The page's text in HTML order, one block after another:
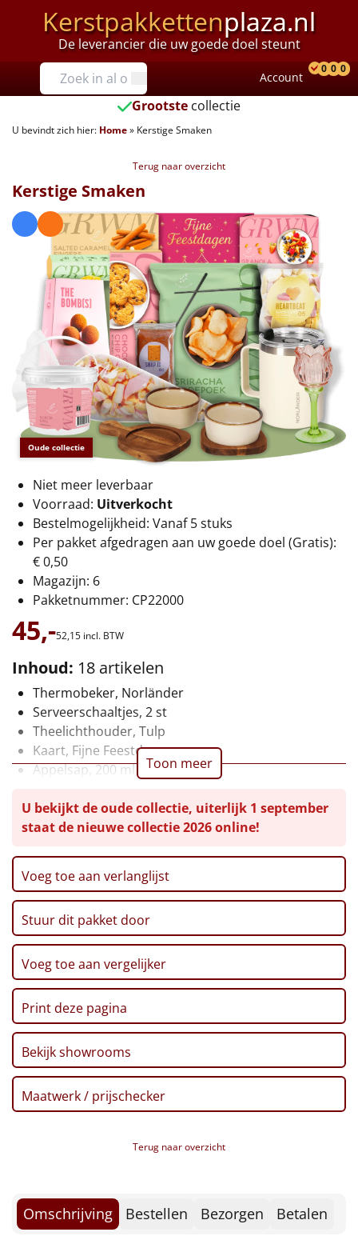
Kerstpakkettenplaza.nl
De leverancier die uw goede doel steunt
Prijzen
Tot €25
€25 tot €35
€40 tot €45
€45 tot €50
€50 tot €55
€55 tot €75
€75 tot €100
€100 en hoger
Alle kerstpakketten 2026
Thema
Origineel
Rituals
Luxe
Mannen
Vrouwen
Duurzaam
Leuke
Uniek
Alle thema's
Artikel
Hitster NIEUW
Pizzarette
Tas
Wake up light
Borrelplank
Noodradio NIEUW
Deken (fleece plaid)
Account
0 0 0
Grootste collectie
U bevindt zich hier: Home» Kerstige Smaken
Terug naar overzicht
Oude collectie
Kerstige Smaken
Niet meer leverbaar
Voorraad: Uitverkocht
Bestelmogelijkheid: Vanaf 5 stuks
Per pakket afgedragen aan uw goede doel (Gratis):
€ 0,50
Magazijn: 6
Pakketnummer: CP22000
45,-52,15 incl. BTW
Inhoud: 18 artikelen
Thermobeker, Norländer
Serveerschaaltjes, 2 st
Theelichthouder, Tulp
Kaart, Fijne Feestdagen
Appelsap, 200 ml
Cookie, 'Choco & Hazelnoot', 135 gr
Truffels, 50 gr
Fingers, 'Salted caramel', 100 gr
Kroepoek, Sriracha, 70 gr
Snoephartjes, 40 gr
Suikerspin, 'Aardbei', 50 gr
Verpakt in een feestelijke kerstdoos
Toon meer
U bekijkt de oude collectie, uiterlijk 1 september
staat de nieuwe collectie 2026 online!
Voeg toe aan verlanglijst
Stuur dit pakket door
Voeg toe aan vergelijker
Print deze pagina
Bekijk showrooms
Maatwerk / prijschecker
Terug naar overzicht
Omschrijving Bestellen Bezorgen Betalen